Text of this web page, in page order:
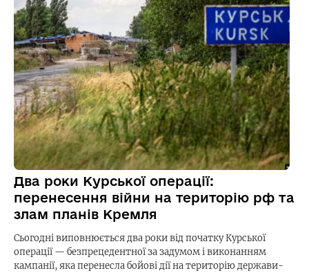
Два роки Курської операції:
перенесення війни на територію рф та
злам планів Кремля
Сьогодні виповнюється два роки від початку Курської
операції — безпрецедентної за задумом і виконанням
кампанії, яка перенесла бойові дії на територію держави-